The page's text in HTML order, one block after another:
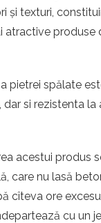
și texturi,
atractive produse
pietrei spălate
dar si rezistenta la
acestui produs
care nu lasă
cîteva ore
cu un